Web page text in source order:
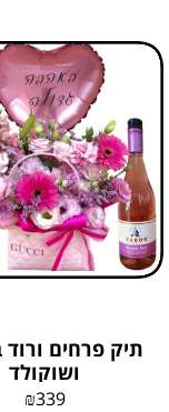
תיק פרחים ורוד
ושוקולד
₪339